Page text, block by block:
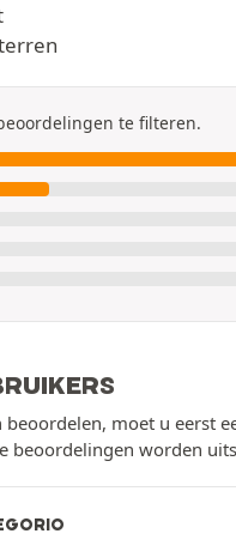
te filteren.
moet u eerst
beoordelingen worden